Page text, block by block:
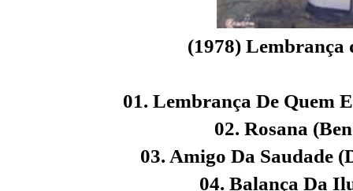
(1978) Lembrança
01. Lembrança De Quem
02. Rosana
03. Amigo Da Saudade
04. Balança Da